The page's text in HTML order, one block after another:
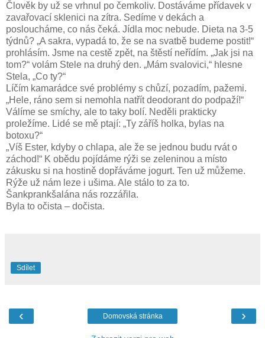
Člověk by už se vrhnul po čemkoliv. Dostáváme přídavek v
zavařovací sklenici na zítra. Sedíme v dekách a
posloucháme, co nás čeká. Jídla moc nebude. Dieta na 3-5
týdnů? „A sakra, vypadá to, že se na svatbě budeme postit!“
prohlásím. Jsme na cestě zpět, na štěstí neřídím. „Jak jsi na
tom?“ volám Stele na druhý den. „Mám svalovici,“ hlesne
Stela, „Co ty?“
Líčím kamarádce své problémy s chůzí, pozadím, pažemi.
„Hele, ráno sem si nemohla natřít deodorant do podpaží!“
Válíme se smíchy, ale to taky bolí. Neděli prakticky
proležíme. Lidé se mě ptají: „Ty záříš holka, bylas na
botoxu?“
„Víš Ester, kdyby o chlapa, ale že se jednou budu rvát o
záchod!“ K obědu pojídáme rýži se zeleninou a místo
zákusku si na hostině dopřáváme jogurt. Ten už můžeme.
Rýže už nám leze i ušima. Ale stálo to za to.
Šankprankšalána nás rozzářila.
Byla to očista – dočista.
Sdílet
‹ ›
Domovská stránka